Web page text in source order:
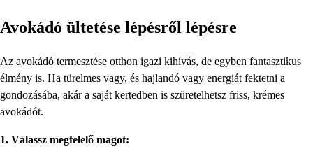
Avokádó ültetése lépésről lépésre
Az avokádó termesztése otthon igazi kihívás, de egyben fantasztikus
élmény is. Ha türelmes vagy, és hajlandó vagy energiát fektetni a
gondozásába, akár a saját kertedben is szüretelhetsz friss, krémes
avokádót.
1. Válassz megfelelő magot: